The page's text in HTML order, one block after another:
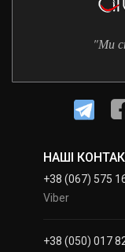
"Ми
НАШІ
+38 (067) 575
Viber
+38 (050) 017